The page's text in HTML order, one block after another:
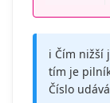
ℹ️ Čím
tím je
Číslo